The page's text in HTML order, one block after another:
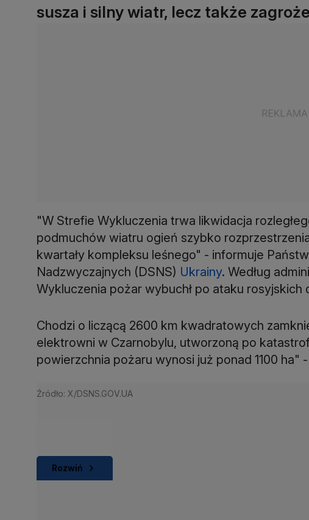
susza i silny wiatr, lecz także
"W Strefie Wykluczenia trwa likwidacja
podmuchów wiatru ogień szybko
kwartały kompleksu leśnego" - informuje
Nadzwyczajnych (DSNS) Ukrainy. Według
Wykluczenia pożar wybuchł po ataku
Chodzi o liczącą 2600 km kwadratowych
elektrowni w Czarnobylu, utworzoną po
powierzchnia pożaru wynosi już ponad 1100 ha"
Rozwiń
Źródło: X/DSNS.GOV.UA